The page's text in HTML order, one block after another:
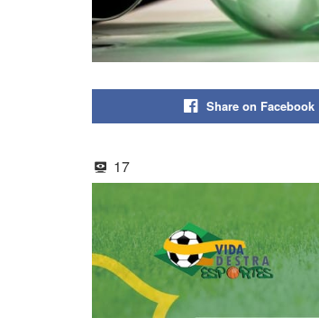
Share on Facebook
17